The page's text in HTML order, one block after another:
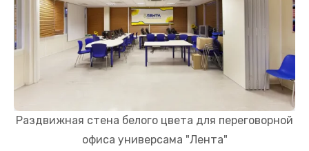
Раздвижная стена белого цвета для переговорной
офиса универсама "Лента"